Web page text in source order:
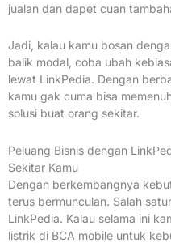
jualan dan dapet cuan
Jadi, kalau kamu bosan
balik modal, coba ubah
lewat LinkPedia. Dengan
kamu gak cuma bisa
solusi buat orang sekitar.
Peluang Bisnis dengan
Sekitar Kamu
Dengan berkembangnya
terus bermunculan. Salah
LinkPedia. Kalau selama ini
listrik di BCA mobile untuk